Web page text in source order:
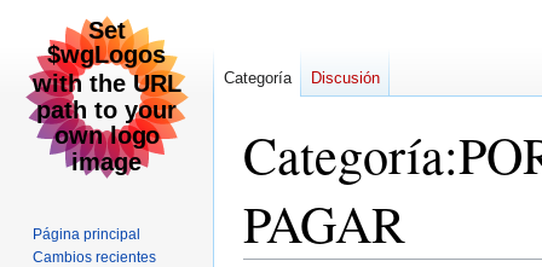
Categoría:
PAGAR
Categoría Discusión
Página principal
Cambios recientes